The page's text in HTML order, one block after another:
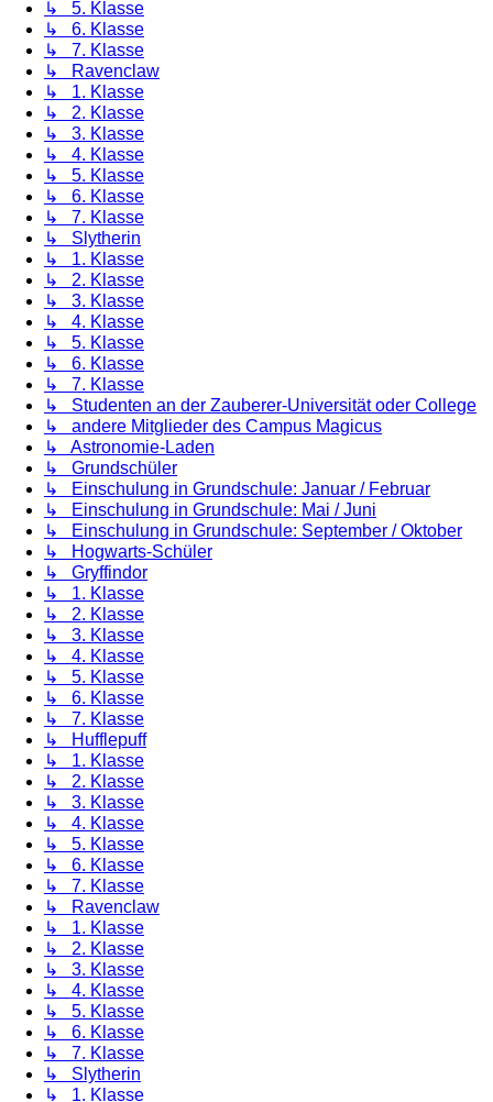
↳ 5. Klasse
↳ 6. Klasse
↳ 7. Klasse
↳ Ravenclaw
↳ 1. Klasse
↳ 2. Klasse
↳ 3. Klasse
↳ 4. Klasse
↳ 5. Klasse
↳ 6. Klasse
↳ 7. Klasse
↳ Slytherin
↳ 1. Klasse
↳ 2. Klasse
↳ 3. Klasse
↳ 4. Klasse
↳ 5. Klasse
↳ 6. Klasse
↳ 7. Klasse
↳ Studenten an der Zauberer-Universität oder College
↳ andere Mitglieder des Campus Magicus
↳ Astronomie-Laden
↳ Grundschüler
↳ Einschulung in Grundschule: Januar / Februar
↳ Einschulung in Grundschule: Mai / Juni
↳ Einschulung in Grundschule: September / Oktober
↳ Hogwarts-Schüler
↳ Gryffindor
↳ 1. Klasse
↳ 2. Klasse
↳ 3. Klasse
↳ 4. Klasse
↳ 5. Klasse
↳ 6. Klasse
↳ 7. Klasse
↳ Hufflepuff
↳ 1. Klasse
↳ 2. Klasse
↳ 3. Klasse
↳ 4. Klasse
↳ 5. Klasse
↳ 6. Klasse
↳ 7. Klasse
↳ Ravenclaw
↳ 1. Klasse
↳ 2. Klasse
↳ 3. Klasse
↳ 4. Klasse
↳ 5. Klasse
↳ 6. Klasse
↳ 7. Klasse
↳ Slytherin
↳ 1. Klasse